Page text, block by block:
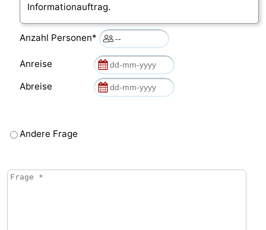
Informationauftrag.
Anzahl Personen*
Anreise
Abreise
Andere Frage